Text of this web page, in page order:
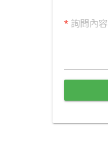
*詢問內容